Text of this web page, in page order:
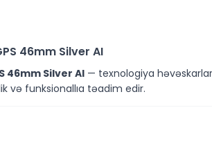
46mm Silver AI
46mm Silver AI— texnologiya
və funksionallıq təqdim edir.